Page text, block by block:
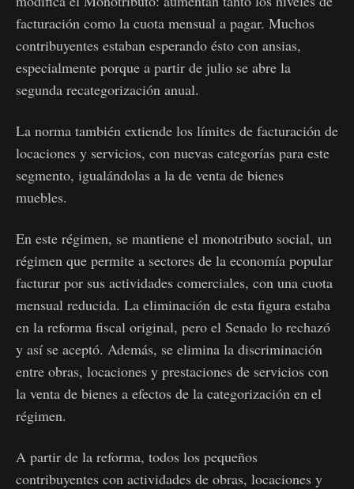
facturación como la cuota mensual a pagar. Muchos
contribuyentes estaban esperando ésto con ansias,
especialmente porque a partir de julio se abre la
segunda recategorización anual.
La norma también extiende los límites de facturación de
locaciones y servicios, con nuevas categorías para este
segmento, igualándolas a la de venta de bienes
muebles.
En este régimen, se mantiene el monotributo social, un
régimen que permite a sectores de la economía popular
facturar por sus actividades comerciales, con una cuota
mensual reducida. La eliminación de esta figura estaba
en la reforma fiscal original, pero el Senado lo rechazó
y así se aceptó. Además, se elimina la discriminación
entre obras, locaciones y prestaciones de servicios con
la venta de bienes a efectos de la categorización en el
régimen.
A partir de la reforma, todos los pequeños
contribuyentes con actividades de obras, locaciones y